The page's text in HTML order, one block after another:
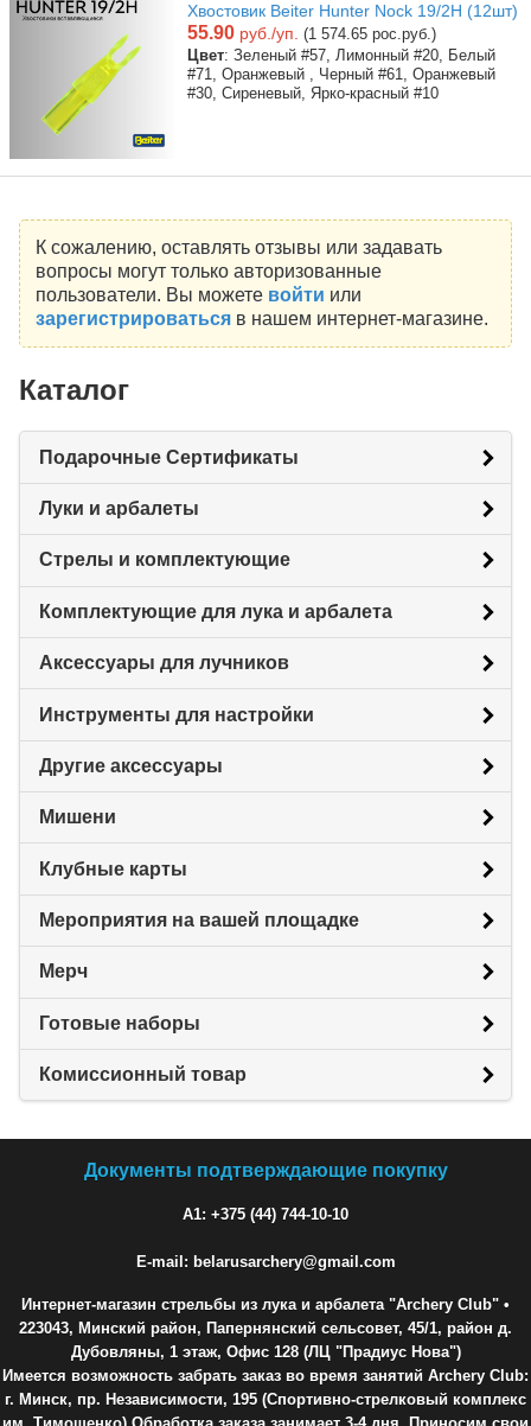
Хвостовик Beiter Hunter Nock 19/2H (12шт)
55.90 руб./уп. (1 574.65 рос.руб.)
Цвет: Зеленый #57, Лимонный #20, Белый
#71, Оранжевый , Черный #61, Оранжевый
#30, Сиреневый, Ярко-красный #10
К сожалению, оставлять отзывы или задавать
вопросы могут только авторизованные
пользователи. Вы можете войти или
зарегистрироватьсяв нашем интернет-магазине.
Каталог
Подарочные Сертификаты
Луки и арбалеты
Стрелы и комплектующие
Комплектующие для лука и арбалета
Аксессуары для лучников
Инструменты для настройки
Другие аксессуары
Мишени
Клубные карты
Мероприятия на вашей площадке
Мерч
Готовые наборы
Комиссионный товар
Документы подтверждающие покупку
A1: +375 (44) 744-10-10
E-mail: belarusarchery@gmail.com
Интернет-магазин стрельбы из лука и арбалета "Archery Club" •
223043, Минский район, Папернянский сельсовет, 45/1, район д.
Дубовляны, 1 этаж, Офис 128 (ЛЦ "Прадиус Нова")
Имеется возможность забрать заказ во время занятий Archery Club:
г. Минск, пр. Независимости, 195 (Спортивно-стрелковый комплекс